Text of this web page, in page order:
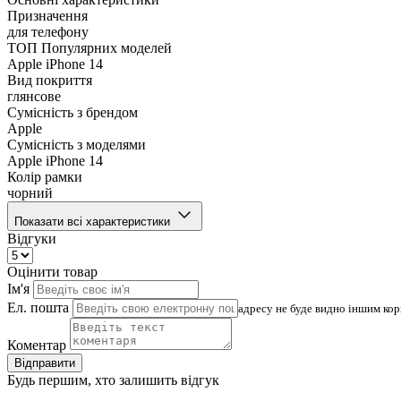
Призначення
для телефону
ТОП Популярних моделей
Apple iPhone 14
Вид покриття
глянсове
Сумісність з брендом
Apple
Сумісність з моделями
Apple iPhone 14
Колір рамки
чорний
Показати всі характеристики
Відгуки
Оцінити товар
Ім'я
Ел. пошта
адресу не буде видно іншим
Коментар
Відправити
Будь першим, хто залишить відгук